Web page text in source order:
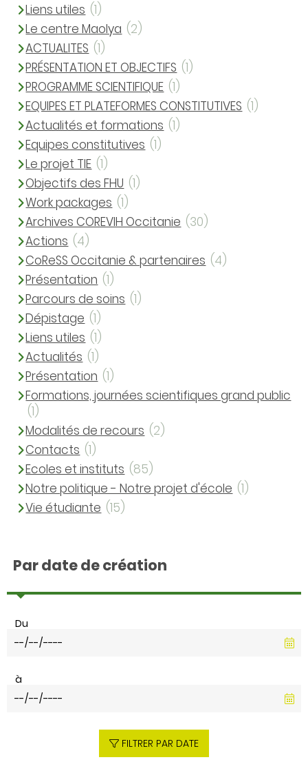
Liens utiles (1)
Le centre Maolya (2)
ACTUALITES (1)
PRÉSENTATION ET OBJECTIFS (1)
PROGRAMME SCIENTIFIQUE (1)
EQUIPES ET PLATEFORMES CONSTITUTIVES (1)
Actualités et formations (1)
Equipes constitutives (1)
Le projet TIE (1)
Objectifs des FHU (1)
Work packages (1)
Archives COREVIH Occitanie (30)
Actions (4)
CoReSS Occitanie & partenaires (4)
Présentation (1)
Parcours de soins (1)
Dépistage (1)
Liens utiles (1)
Actualités (1)
Présentation (1)
Formations, journées scientifiques grand public
(1)
Modalités de recours (2)
Contacts (1)
Ecoles et instituts (85)
Notre politique - Notre projet d'école (1)
Vie étudiante (15)
Par date de création
Du
à
FILTRER PAR DATE